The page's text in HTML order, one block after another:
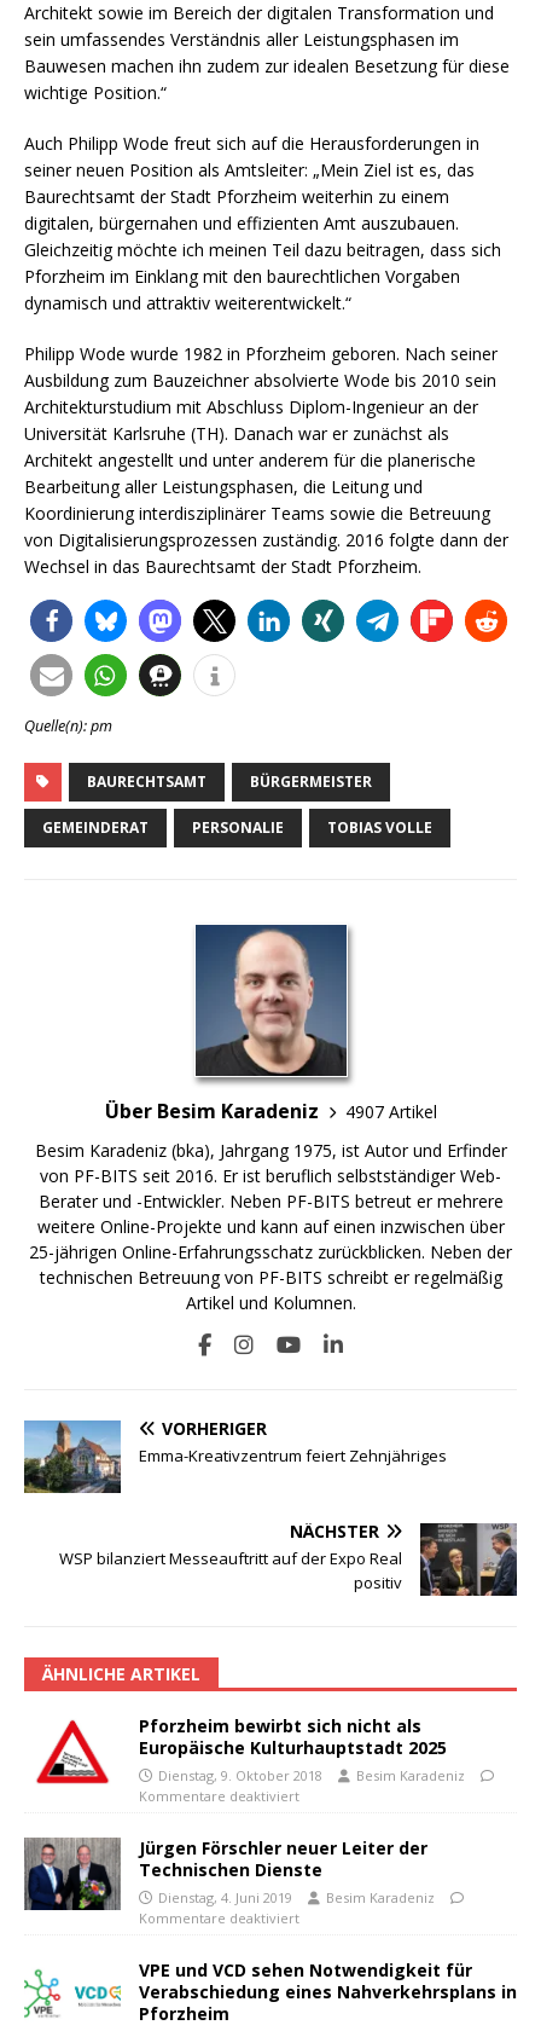
Architekt sowie im Bereich der digitalen Transformation und
sein umfassendes Verständnis aller Leistungsphasen im
Bauwesen machen ihn zudem zur idealen Besetzung für diese
wichtige Position.“
Auch Philipp Wode freut sich auf die Herausforderungen in
seiner neuen Position als Amtsleiter: „Mein Ziel ist es, das
Baurechtsamt der Stadt Pforzheim weiterhin zu einem
digitalen, bürgernahen und effizienten Amt auszubauen.
Gleichzeitig möchte ich meinen Teil dazu beitragen, dass sich
Pforzheim im Einklang mit den baurechtlichen Vorgaben
dynamisch und attraktiv weiterentwickelt.“
Philipp Wode wurde 1982 in Pforzheim geboren. Nach seiner
Ausbildung zum Bauzeichner absolvierte Wode bis 2010 sein
Architekturstudium mit Abschluss Diplom-Ingenieur an der
Universität Karlsruhe (TH). Danach war er zunächst als
Architekt angestellt und unter anderem für die planerische
Bearbeitung aller Leistungsphasen, die Leitung und
Koordinierung interdisziplinärer Teams sowie die Betreuung
von Digitalisierungsprozessen zuständig. 2016 folgte dann der
Wechsel in das Baurechtsamt der Stadt Pforzheim.
Quelle(n): pm
BAURECHTSAMT BÜRGERMEISTER
GEMEINDERAT PERSONALIE TOBIAS VOLLE
Über Besim Karadeniz
4907 Artikel
Besim Karadeniz (bka), Jahrgang 1975, ist Autor und Erfinder
von PF-BITS seit 2016. Er ist beruflich selbstständiger Web-
Berater und -Entwickler. Neben PF-BITS betreut er mehrere
weitere Online-Projekte und kann auf einen inzwischen über
25-jährigen Online-Erfahrungsschatz zurückblicken. Neben der
technischen Betreuung von PF-BITS schreibt er regelmäßig
Artikel und Kolumnen.
VORHERIGER
Emma-Kreativzentrum feiert Zehnjähriges
NÄCHSTER
WSP bilanziert Messeauftritt auf der Expo Real
positiv
ÄHNLICHE ARTIKEL
Pforzheim bewirbt sich nicht als
Europäische Kulturhauptstadt 2025
Dienstag, 9. Oktober 2018
Besim Karadeniz
Kommentare deaktiviert
Jürgen Förschler neuer Leiter der
Technischen Dienste
Dienstag, 4. Juni 2019
Besim Karadeniz
Kommentare deaktiviert
VPE und VCD sehen Notwendigkeit für
Verabschiedung eines Nahverkehrsplans in
Pforzheim